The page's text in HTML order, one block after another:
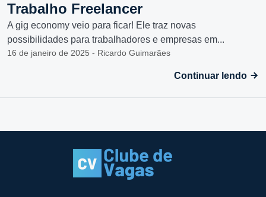
Trabalho Freelancer
A gig economy veio para ficar! Ele traz novas
possibilidades para trabalhadores e empresas em...
16 de janeiro de 2025 - Ricardo Guimarães
Continuar lendo